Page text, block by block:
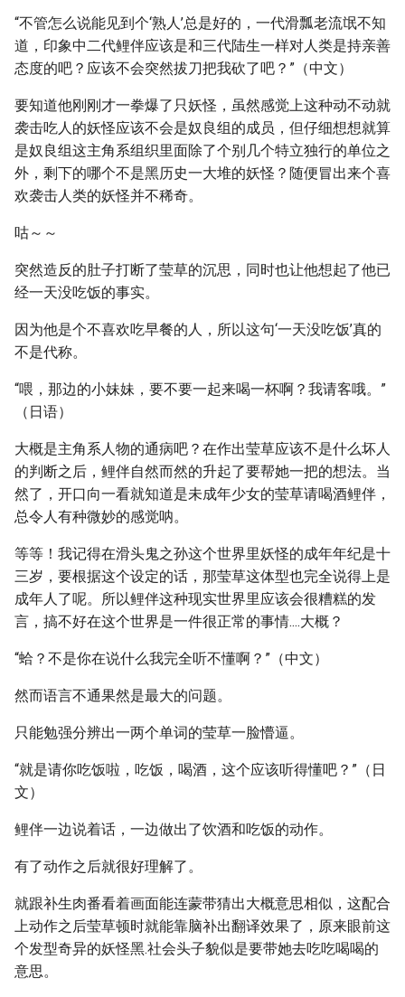
“不管怎么说能见到个‘熟人’总是好的，一代滑瓢老流氓不知
道，印象中二代鲤伴应该是和三代陆生一样对人类是持亲善
态度的吧？应该不会突然拔刀把我砍了吧？”（中文）
要知道他刚刚才一拳爆了只妖怪，虽然感觉上这种动不动就
袭击吃人的妖怪应该不会是奴良组的成员，但仔细想想就算
是奴良组这主角系组织里面除了个别几个特立独行的单位之
外，剩下的哪个不是黑历史一大堆的妖怪？随便冒出来个喜
欢袭击人类的妖怪并不稀奇。
咕～～
突然造反的肚子打断了莹草的沉思，同时也让他想起了他已
经一天没吃饭的事实。
因为他是个不喜欢吃早餐的人，所以这句‘一天没吃饭’真的
不是代称。
“喂，那边的小妹妹，要不要一起来喝一杯啊？我请客哦。”
（日语）
大概是主角系人物的通病吧？在作出莹草应该不是什么坏人
的判断之后，鲤伴自然而然的升起了要帮她一把的想法。当
然了，开口向一看就知道是未成年少女的莹草请喝酒鲤伴，
总令人有种微妙的感觉呐。
等等！我记得在滑头鬼之孙这个世界里妖怪的成年年纪是十
三岁，要根据这个设定的话，那莹草这体型也完全说得上是
成年人了呢。所以鲤伴这种现实世界里应该会很糟糕的发
言，搞不好在这个世界是一件很正常的事情....大概？
“蛤？不是你在说什么我完全听不懂啊？”（中文）
然而语言不通果然是最大的问题。
只能勉强分辨出一两个单词的莹草一脸懵逼。
“就是请你吃饭啦，吃饭，喝酒，这个应该听得懂吧？”（日
文）
鲤伴一边说着话，一边做出了饮酒和吃饭的动作。
有了动作之后就很好理解了。
就跟补生肉番看着画面能连蒙带猜出大概意思相似，这配合
上动作之后莹草顿时就能靠脑补出翻译效果了，原来眼前这
个发型奇异的妖怪黑.社会头子貌似是要带她去吃吃喝喝的
意思。